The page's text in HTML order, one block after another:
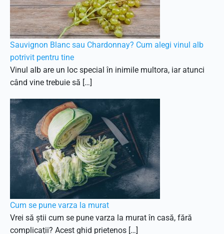
Sauvignon Blanc sau Chardonnay? Cum alegi vinul alb
potrivit pentru tine
Vinul alb are un loc special în inimile multora, iar atunci
când vine trebuie să […]
Cum se pune varza la murat
Vrei să știi cum se pune varza la murat în casă, fără
complicații? Acest ghid prietenos […]